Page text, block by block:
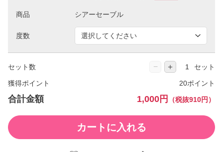
商品
度数
セット数 − ＋ セット
獲得ポイント 20ポイント
合計金額 1,000円 （税抜910円）
カートに入れる